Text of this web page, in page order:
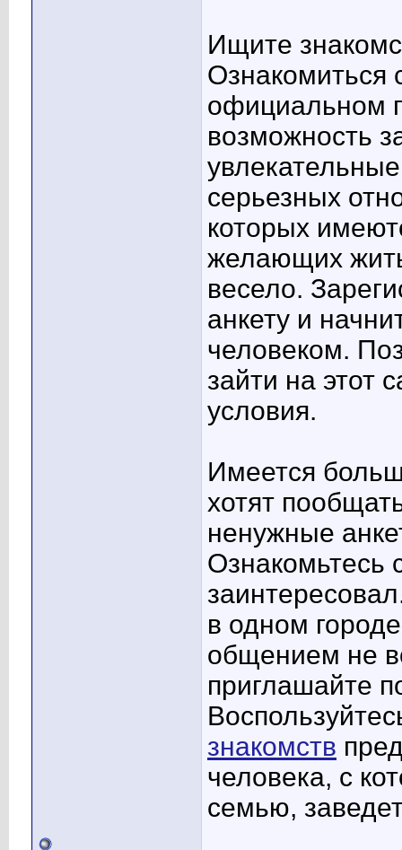
Ищите
Ознакомиться
официальном
возможность
серьезных
которых
желающих
весело.
анкету и
человеком.
зайти на этот
условия.
Имеется
хотят
ненужные
Ознакомьтесь
в одном
общением не
приглашайте
знакомств
человека, с
семью,